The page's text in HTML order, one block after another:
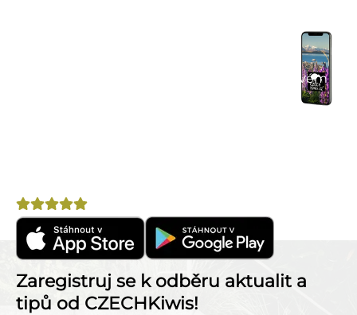
– spoj se s cestovateli ve svém
Hodnocení
Zaregistruj se k odběru aktualit a
tipů od CZECHKiwis!